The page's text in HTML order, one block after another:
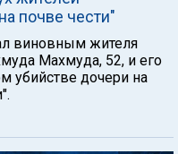
почве чести"
виновным жителя
Махмуда, 52, и его
убийстве дочери на